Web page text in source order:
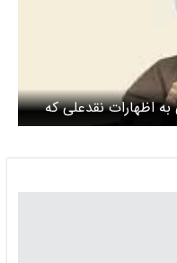
اظهارات نقدعلی که
روی سرشان خراب شود